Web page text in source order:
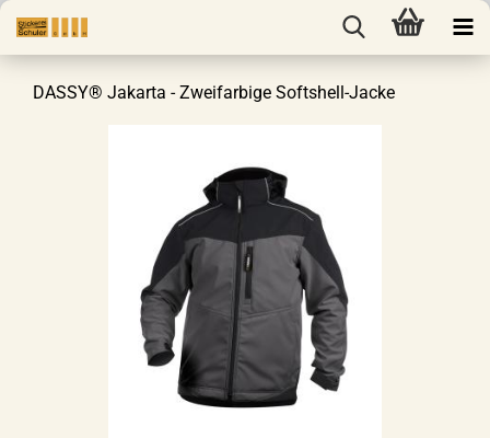
DASSY® Jakarta - Zweifarbige Softshell-Jacke